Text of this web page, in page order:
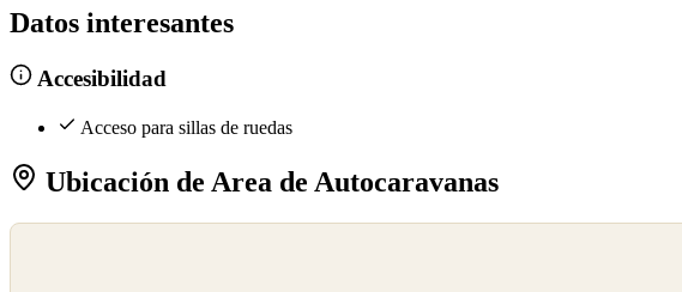
Datos interesantes
Accesibilidad
Acceso para sillas de ruedas
Ubicación de Area de Autocaravanas